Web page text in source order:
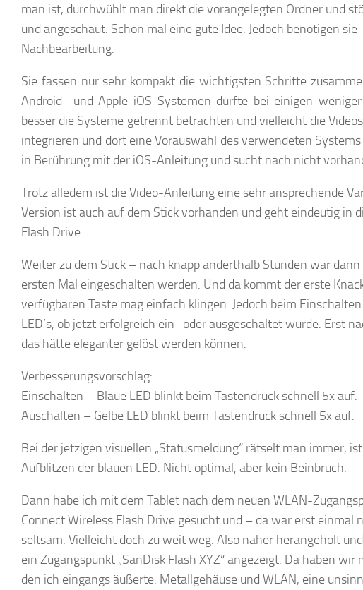
man ist, durchwühlt man direkt die vorangelegten Ordner und
und angeschaut. Schon mal eine gute Idee. Jedoch benötigen
Nachbearbeitung.
Sie fassen nur sehr kompakt die wichtigsten Schritte
Android- und Apple iOS-Systemen dürfte bei einigen
besser die Systeme getrennt betrachten und vielleicht die
integrieren und dort eine Vorauswahl des verwendeten
in Berührung mit der iOS-Anleitung und sucht nach nicht
Trotz alledem ist die Video-Anleitung eine sehr ansprechende
Version ist auch auf dem Stick vorhanden und geht eindeutig in
Flash Drive.
Weiter zu dem Stick – nach knapp anderthalb Stunden war
ersten Mal eingeschalten werden. Und da kommt der erste
verfügbaren Taste mag einfach klingen. Jedoch beim
LED’s, ob jetzt erfolgreich ein- oder ausgeschaltet wurde. Erst
das hätte eleganter gelöst werden können.
Verbesserungsvorschlag:
Einschalten – Blaue LED blinkt beim Tastendruck schnell 5x auf.
Auschalten – Gelbe LED blinkt beim Tastendruck schnell 5x auf.
Bei der jetzigen visuellen „Statusmeldung“ rätselt man immer,
Aufblitzen der blauen LED. Nicht optimal, aber kein Beinbruch.
Dann habe ich mit dem Tablet nach dem neuen WLAN-
Connect Wireless Flash Drive gesucht und – da war erst einmal
seltsam. Vielleicht doch zu weit weg. Also näher herangeholt
ein Zugangspunkt „SanDisk Flash XYZ“ angezeigt. Da haben wir
den ich eingangs äußerte. Metallgehäuse und WLAN, eine